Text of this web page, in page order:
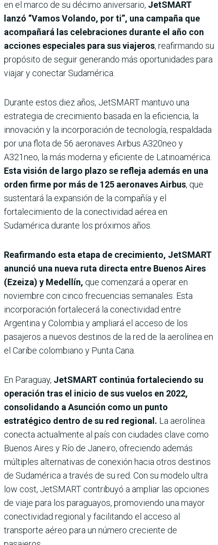
en el marco de su décimo aniversario, JetSMART
lanzó “Vamos Volando, por ti”, una campaña que
acompañará las celebraciones durante el año con
acciones especiales para sus viajeros, reafirmando su
propósito de seguir generando más oportunidades para
viajar y conectar Sudamérica.
Durante estos diez años, JetSMART mantuvo una
estrategia de crecimiento basada en la eficiencia, la
innovación y la incorporación de tecnología, respaldada
por una flota de 56 aeronaves Airbus A320neo y
A321neo, la más moderna y eficiente de Latinoamérica.
Esta visión de largo plazo se refleja además en una
orden firme por más de 125 aeronaves Airbus, que
sustentará la expansión de la compañía y el
fortalecimiento de la conectividad aérea en
Sudamérica durante los próximos años.
Reafirmando esta etapa de crecimiento, JetSMART
anunció una nueva ruta directa entre Buenos Aires
(Ezeiza) y Medellín, que comenzará a operar en
noviembre con cinco frecuencias semanales. Esta
incorporación fortalecerá la conectividad entre
Argentina y Colombia y ampliará el acceso de los
pasajeros a nuevos destinos de la red de la aerolínea en
el Caribe colombiano y Punta Cana.
En Paraguay, JetSMART continúa fortaleciendo su
operación tras el inicio de sus vuelos en 2022,
consolidando a Asunción como un punto
estratégico dentro de su red regional. La aerolínea
conecta actualmente al país con ciudades clave como
Buenos Aires y Río de Janeiro, ofreciendo además
múltiples alternativas de conexión hacia otros destinos
de Sudamérica a través de su red. Con su modelo ultra
low cost, JetSMART contribuyó a ampliar las opciones
de viaje para los paraguayos, promoviendo una mayor
conectividad regional y facilitando el acceso al
transporte aéreo para un número creciente de